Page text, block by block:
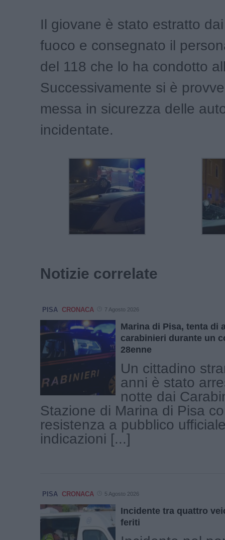
Il giovane è stato estratto
fuoco e consegnato il
del 118 che lo ha condotto
Successivamente si è
messa in sicurezza delle
incidentate.
Notizie correlate
PISA CRONACA 7 Agosto 2026
Marina di Pisa, tenta di
carabinieri durante un
28enne
Un cittadino
anni è stato
notte dai
Stazione di Marina di Pisa
resistenza a pubblico
indicazioni [...]
PISA CRONACA 5 Agosto 2026
Incidente tra quattro
feriti